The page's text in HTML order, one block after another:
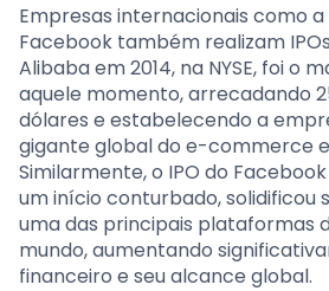
Empresas internacionais como
Facebook também realizam
Alibaba em 2014, na NYSE, foi o
aquele momento, arrecadando
dólares e estabelecendo a
gigante global do e-commerce
Similarmente, o IPO do
um início conturbado, solidificou
uma das principais plataformas
mundo, aumentando
financeiro e seu alcance global.